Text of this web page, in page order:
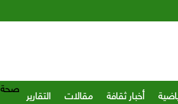
أخبار ثقافة مقالات التقارير صحة